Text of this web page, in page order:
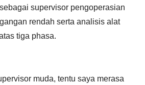
supervisor pengoperasian
rendah serta analisis alat
tiga phasa.
muda, tentu saya merasa